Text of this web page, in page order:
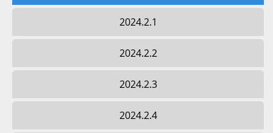
2024.2.1
2024.2.2
2024.2.3
2024.2.4